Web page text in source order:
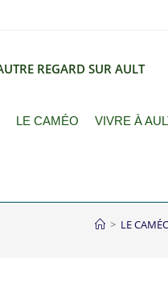
REGARD SUR AULT
LE CAMÉO VIVRE À
> LE